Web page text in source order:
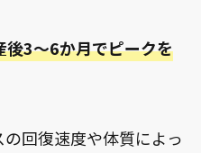
後3～6か月でピークを
回復速度や体質によっ